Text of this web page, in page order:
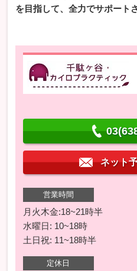
を目指して、全力でサポート
ネット
営業時間
月火木金:18~21時半
水曜日: 10~18時
土日祝: 11~18時半
定休日